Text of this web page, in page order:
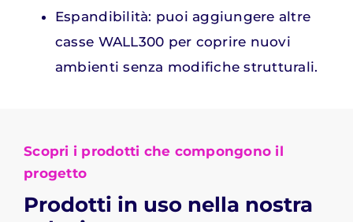
Espandibilità: puoi aggiungere altre
casse WALL300 per coprire nuovi
ambienti senza modifiche strutturali.
Scopri i prodotti che compongono il
progetto
Prodotti in uso nella nostra